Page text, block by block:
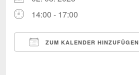
14:00 - 17:00
ZUM KALENDER HINZUFÜGEN